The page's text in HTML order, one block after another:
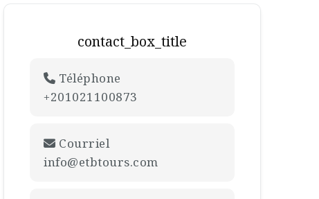
contact_box_title
Téléphone
+201021100873
Courriel
info@etbtours.com